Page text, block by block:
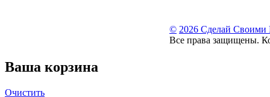
© 2026 Сделай Своими
Все права защищены.
Ваша корзина
Очистить